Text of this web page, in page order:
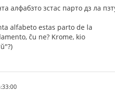
алфабзто зстас парто дз ла
alfabeto estas parto de la
ĉu ne? Krome, kio